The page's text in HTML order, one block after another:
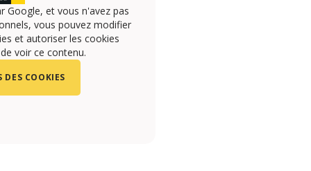
Google, et vous n'avez pas
vous pouvez modifier
et autoriser les cookies
voir ce contenu.
DES COOKIES